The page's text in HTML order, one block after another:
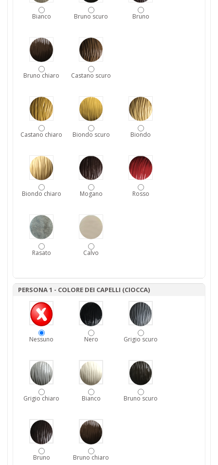
Bianco Bruno scuro Bruno
Bruno chiaro Castano scuro
Castano chiaro Biondo scuro Biondo
Biondo chiaro Mogano Rosso
Rasato Calvo
PERSONA 1 - COLORE DEI CAPELLI (CIOCCA)
Nessuno Nero Grigio scuro
Grigio chiaro Bianco Bruno scuro
Bruno Bruno chiaro